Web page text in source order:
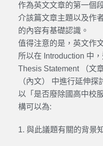
作為英文文章的第一個
介該篇文章主題以及作
的內容有基礎認識。
值得注意的是，英文作
所以在 Introduction 中
Thesis Statement （文
（內文） 中進行延伸探
以「是否廢除國高中校
構可以為:
1. 與此議題有關的背景